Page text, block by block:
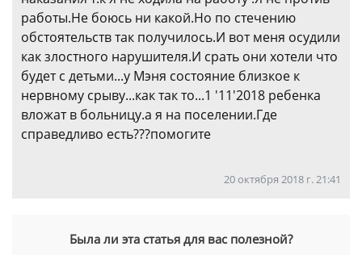
работы.Не боюсь ни какой.Но по стечению
обстоятельств так получилось.И вот меня осудили
как злостного нарушителя.И срать они хотели что
будет с детьми...у Мэня состояние близкое к
нервному срыву...как так то...1 '11'2018 ребенка
вложат в больницу.а я на поселении.Где
справедливо есть???помогите
20 октября 2018 г. 21:41
Была ли эта статья для вас полезной?